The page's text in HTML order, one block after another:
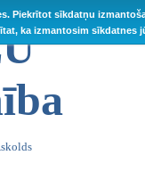
Piekrītot sīkdatņu
ka izmantosim sīkdatnes